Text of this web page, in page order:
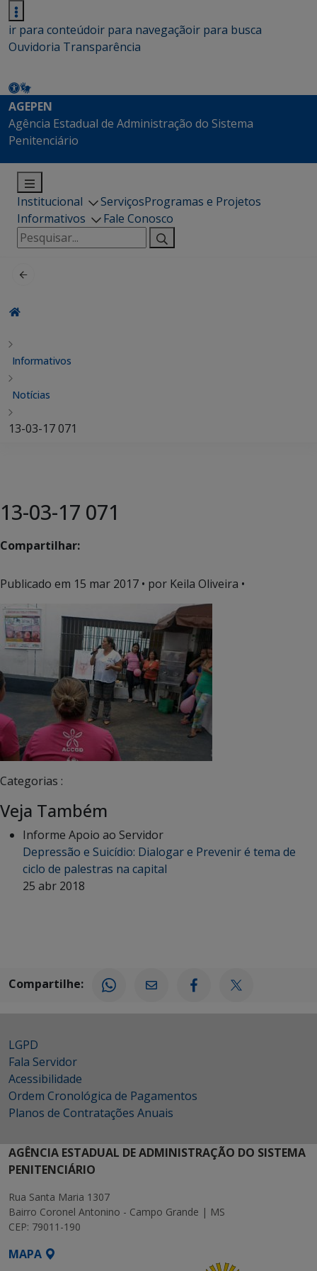
ir para conteúdoir para navegaçãoir para busca
Ouvidoria Transparência
AGEPEN
Agência Estadual de Administração do Sistema
Penitenciário
Institucional ServiçosProgramas e Projetos
Informativos
Fale Conosco
Pesquisar
por:
Informativos
Notícias
13-03-17 071
13-03-17 071
Compartilhar:
Publicado em 15 mar 2017 • por Keila Oliveira •
Categorias :
Veja Também
Informe Apoio ao Servidor
Depressão e Suicídio: Dialogar e Prevenir é tema de
ciclo de palestras na capital
25 abr 2018
Compartilhe:
LGPD
Fala Servidor
Acessibilidade
Ordem Cronológica de Pagamentos
Planos de Contratações Anuais
AGÊNCIA ESTADUAL DE ADMINISTRAÇÃO DO SISTEMA
PENITENCIÁRIO
Rua Santa Maria 1307
Bairro Coronel Antonino - Campo Grande | MS
CEP: 79011-190
MAPA